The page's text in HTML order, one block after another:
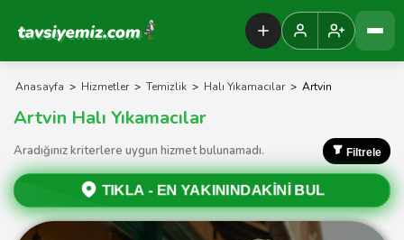
Tavsiyemiz Anasayfa
Anasayfa > Hizmetler > Temizlik > Halı Yıkamacılar > Artvin
Artvin Halı Yıkamacılar
Aradığınız kriterlere uygun hizmet bulunamadı. Filtrele
TIKLA - EN YAKININDAKİNİ BUL